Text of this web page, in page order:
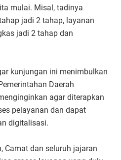
mulai. Misal, tadinya
jadi 2 tahap, layanan
jadi 2 tahap dan
kunjungan ini menimbulkan
Daerah
agar diterapkan
pelayanan dan dapat
digitalisasi.
Camat dan seluruh jajaran